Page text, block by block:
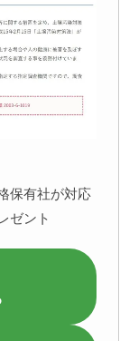
保有社が対応
ゼント